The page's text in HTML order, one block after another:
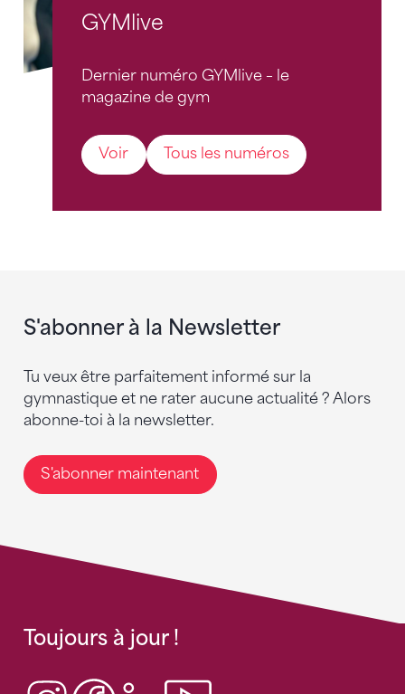
GYMlive
Dernier numéro GYMlive – le
magazine de gym
Voir Tous les numéros
S'abonner à la Newsletter
Tu veux être parfaitement informé sur la
gymnastique et ne rater aucune actualité ? Alors
abonne-toi à la newsletter.
S'abonner maintenant
Toujours à jour !